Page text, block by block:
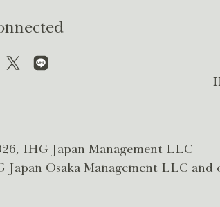
IHG Japan Management LLC
Japan Osaka Management LLC